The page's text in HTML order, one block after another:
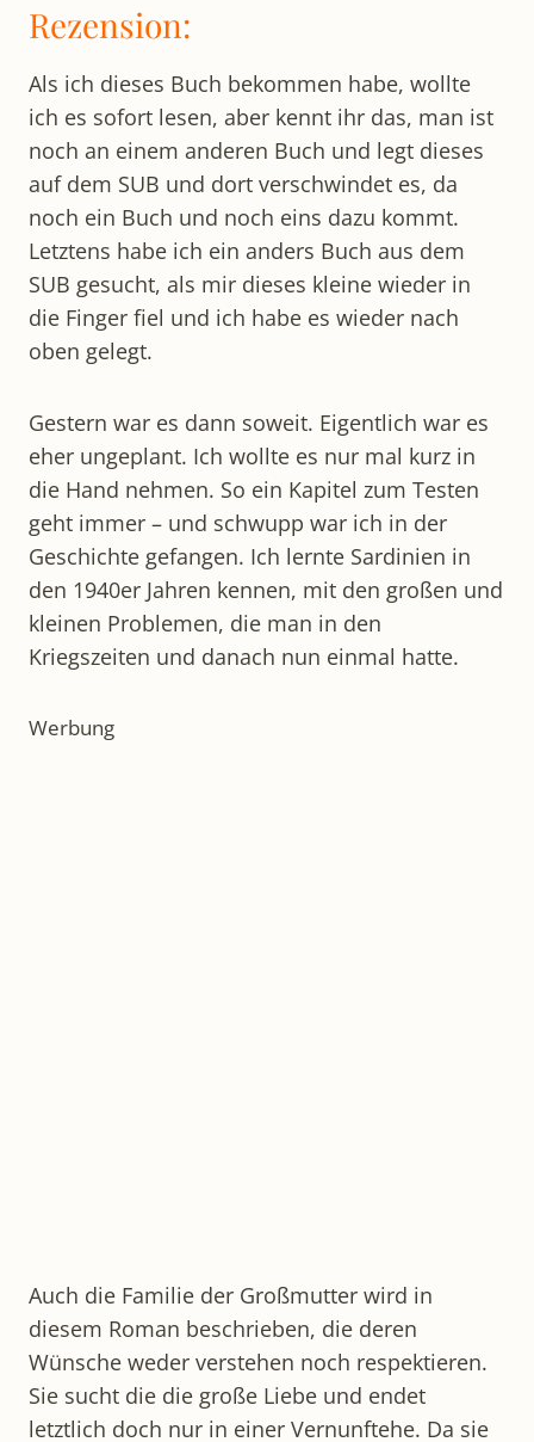
Rezension:
Als ich dieses Buch bekommen habe, wollte
ich es sofort lesen, aber kennt ihr das, man ist
noch an einem anderen Buch und legt dieses
auf dem SUB und dort verschwindet es, da
noch ein Buch und noch eins dazu kommt.
Letztens habe ich ein anders Buch aus dem
SUB gesucht, als mir dieses kleine wieder in
die Finger fiel und ich habe es wieder nach
oben gelegt.
Gestern war es dann soweit. Eigentlich war es
eher ungeplant. Ich wollte es nur mal kurz in
die Hand nehmen. So ein Kapitel zum Testen
geht immer – und schwupp war ich in der
Geschichte gefangen. Ich lernte Sardinien in
den 1940er Jahren kennen, mit den großen und
kleinen Problemen, die man in den
Kriegszeiten und danach nun einmal hatte.
Werbung
Auch die Familie der Großmutter wird in
diesem Roman beschrieben, die deren
Wünsche weder verstehen noch respektieren.
Sie sucht die die große Liebe und endet
letztlich doch nur in einer Vernunftehe. Da sie